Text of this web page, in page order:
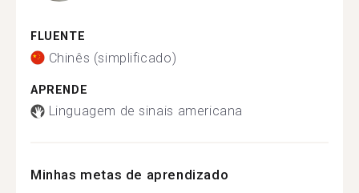
FLUENTE
Chinês (simplificado)
APRENDE
Linguagem de sinais americana
Minhas metas de aprendizado